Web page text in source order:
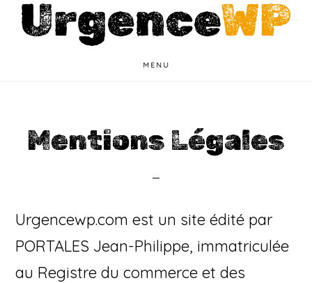
Passer
Passer
MENU
Mentions Légales
Urgencewp.com est un site édité par
PORTALES Jean-Philippe, immatriculée
au Registre du commerce et des